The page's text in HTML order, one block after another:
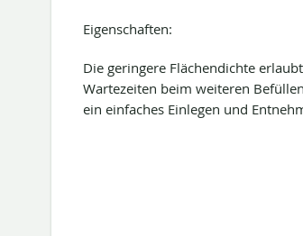
Eigenschaften:
Die geringere Flächendichte
Wartezeiten beim weiteren
ein einfaches Einlegen und